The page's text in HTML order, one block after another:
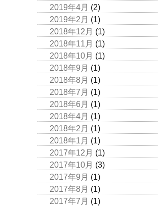
2019年4月 (2)
2019年2月 (1)
2018年12月 (1)
2018年11月 (1)
2018年10月 (1)
2018年9月 (1)
2018年8月 (1)
2018年7月 (1)
2018年6月 (1)
2018年4月 (1)
2018年2月 (1)
2018年1月 (1)
2017年12月 (1)
2017年10月 (3)
2017年9月 (1)
2017年8月 (1)
2017年7月 (1)